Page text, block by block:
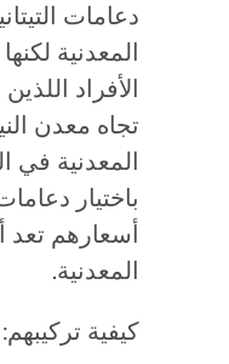
دعامات
المعدنية
الأفراد
تجاه معدن
المعدنية في
باختيار
أسعارهم تعد
المعدنية.
كيفية تركيبهم: